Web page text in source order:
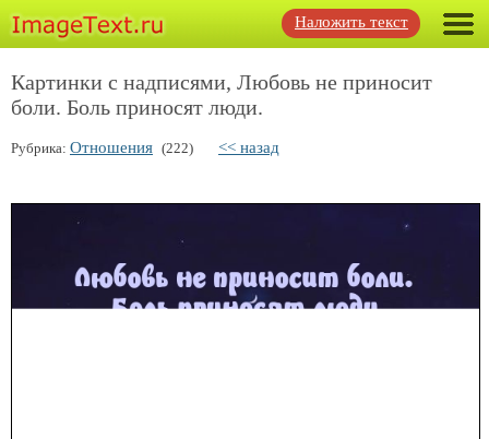
Наложить текст
Картинки с надписями, Любовь не приносит
боли. Боль приносят люди.
Рубрика: Отношения (222) << назад